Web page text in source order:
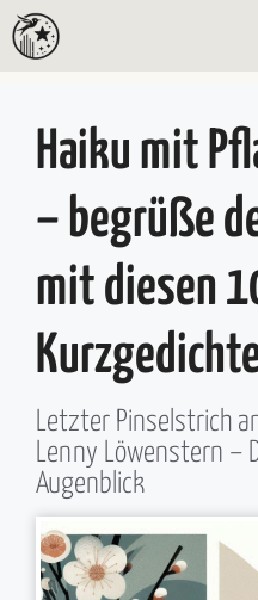
Zum
Inhalt
Haiku mit
– begrüße
mit diesen
Letzter Pinselstrich
Lenny Löwenstern –
Augenblick